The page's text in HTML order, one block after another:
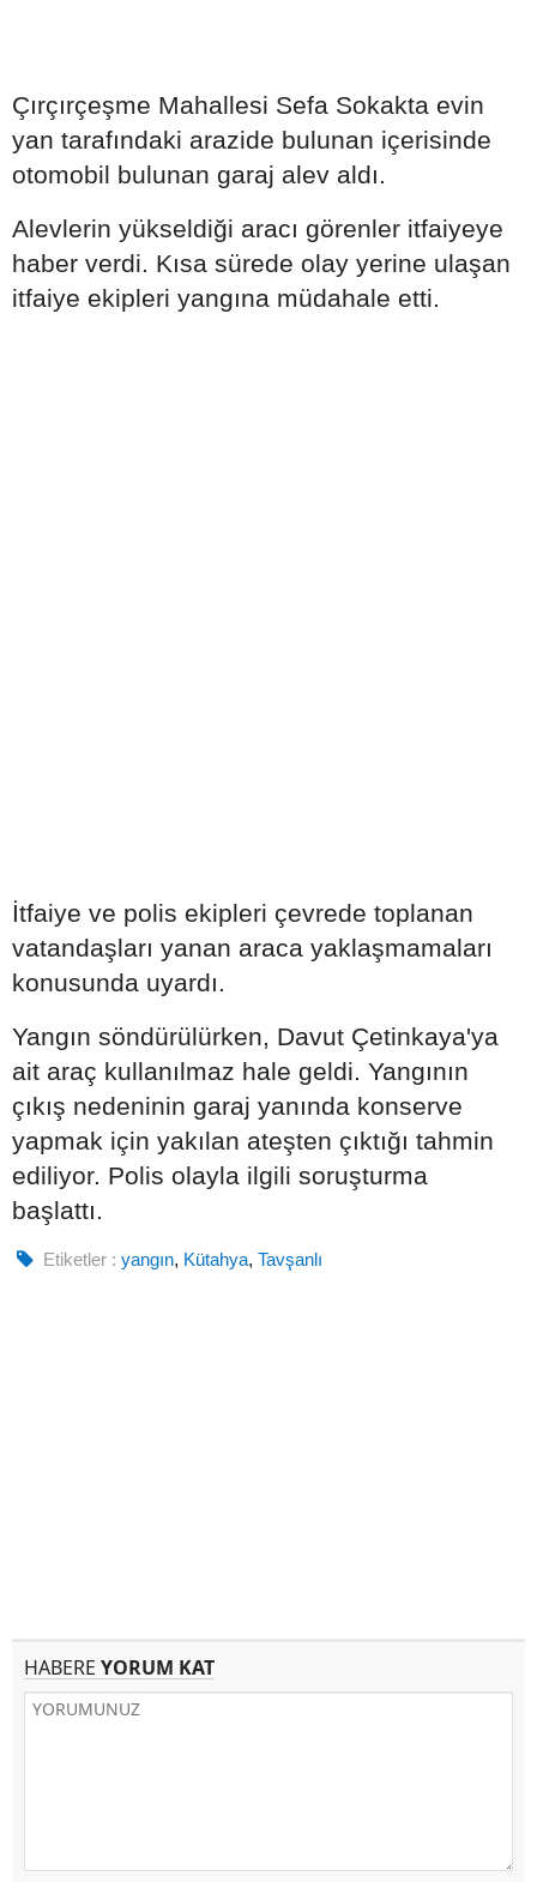
Çırçırçeşme Mahallesi Sefa Sokakta evin
yan tarafındaki arazide bulunan içerisinde
otomobil bulunan garaj alev aldı.
Alevlerin yükseldiği aracı görenler itfaiyeye
haber verdi. Kısa sürede olay yerine ulaşan
itfaiye ekipleri yangına müdahale etti.
İtfaiye ve polis ekipleri çevrede toplanan
vatandaşları yanan araca yaklaşmamaları
konusunda uyardı.
Yangın söndürülürken, Davut Çetinkaya'ya
ait araç kullanılmaz hale geldi. Yangının
çıkış nedeninin garaj yanında konserve
yapmak için yakılan ateşten çıktığı tahmin
ediliyor. Polis olayla ilgili soruşturma
başlattı.
Etiketler : yangın, Kütahya,Tavşanlı
HABERE YORUM KAT